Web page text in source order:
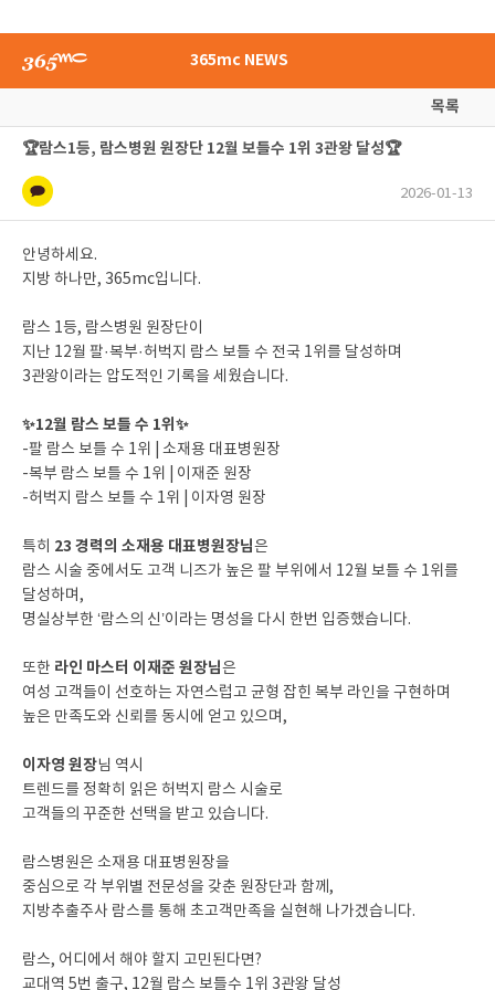
365mc NEWS
목록
🏆람스1등, 람스병원 원장단 12월 보틀수 1위 3관왕 달성🏆
2026-01-13
안녕하세요.
지방 하나만, 365mc입니다.
람스 1등, 람스병원 원장단이
지난 12월 팔·복부·허벅지 람스 보틀 수 전국 1위를 달성하며
3관왕이라는 압도적인 기록을 세웠습니다.
✨12월 람스 보틀 수 1위✨
-팔 람스 보틀 수 1위 | 소재용 대표병원장
-복부 람스 보틀 수 1위 | 이재준 원장
특히 23 경력의 소재용 대표병원장님 은
람스 시술 중에서도 고객 니즈가 높은 팔 부위에서 12월 보틀 수 1위를
달성하며,
또한 라인 마스터 이재준 원장님은
여성 고객들이 선호하는 자연스럽고 균형 잡힌 복부 라인을 구현하며
이자영 원장님 역시
트렌드를 정확히 읽은 허벅지 람스 시술로
람스병원은 소재용 대표병원장을
중심으로 각 부위별 전문성을 갖춘 원장단과 함께,
람스, 어디에서 해야 할지 고민된다면?